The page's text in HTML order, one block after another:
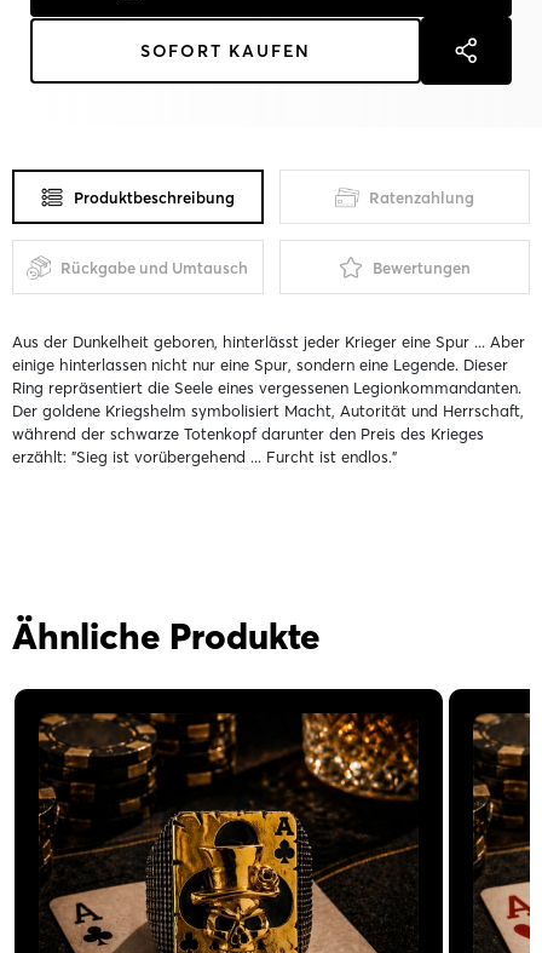
SOFORT KAUFEN
Produktbeschreibung Ratenzahlung
Rückgabe und Umtausch Bewertungen
Aus der Dunkelheit geboren, hinterlässt jeder Krieger eine Spur ... Aber
einige hinterlassen nicht nur eine Spur, sondern eine Legende. Dieser
Ring repräsentiert die Seele eines vergessenen Legionkommandanten.
Der goldene Kriegshelm symbolisiert Macht, Autorität und Herrschaft,
während der schwarze Totenkopf darunter den Preis des Krieges
erzählt: "Sieg ist vorübergehend ... Furcht ist endlos."
Ähnliche Produkte